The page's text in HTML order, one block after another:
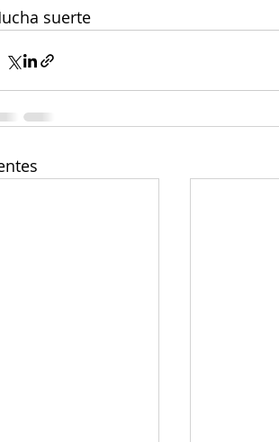
suerte